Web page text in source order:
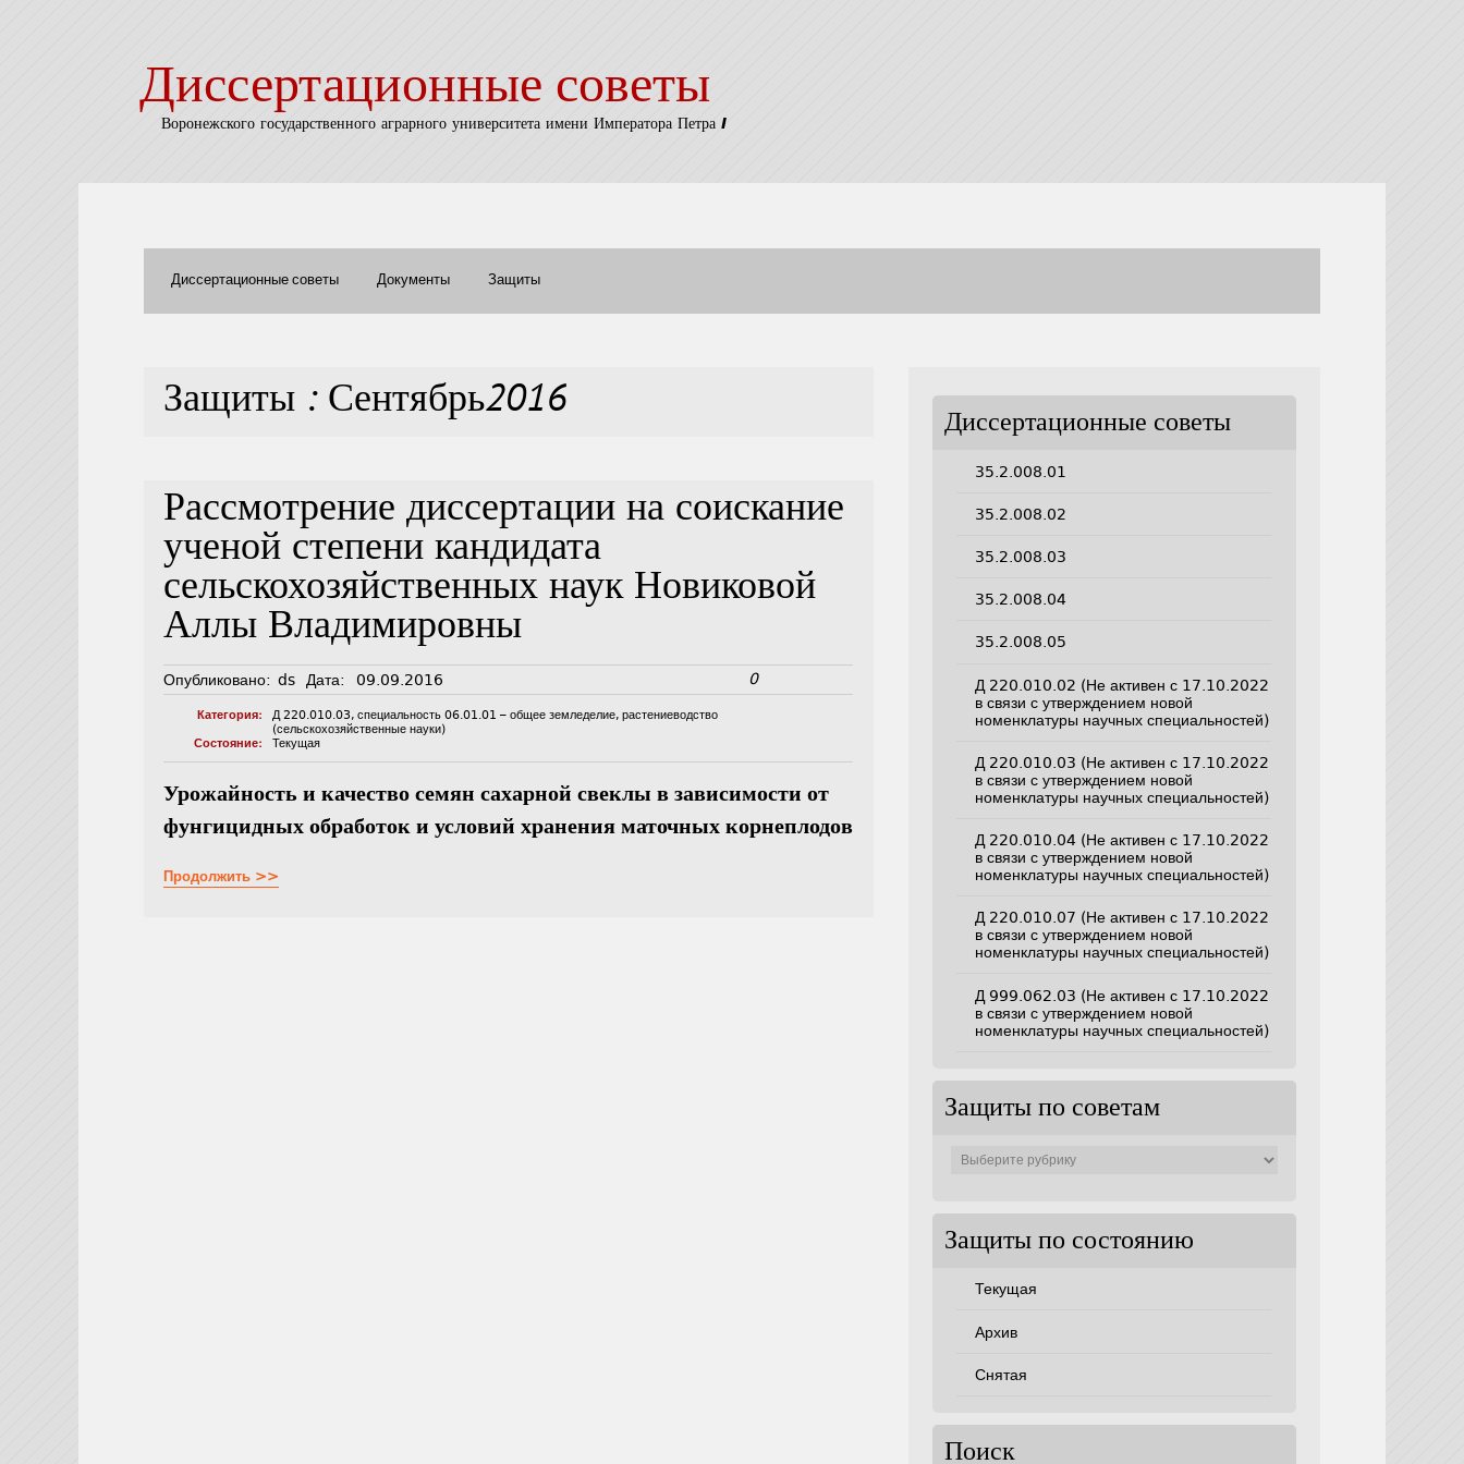
Диссертационные советы
Воронежского государственного аграрного университета имени Императора Петра I
Диссертационные советы Документы Защиты
Защиты : Сентябрь2016
Рассмотрение диссертации на соискание
ученой степени кандидата
сельскохозяйственных наук Новиковой
Аллы Владимировны
Опубликовано: ds Дата: 09.09.2016 0
Категория: Д 220.010.03,специальность 06.01.01 – общее земледелие, растениеводство
(сельскохозяйственные науки)
Состояние:
Текущая
Урожайность и качество семян сахарной свеклы в зависимости от
фунгицидных обработок и условий хранения маточных корнеплодов
Продолжить >>
Диссертационные советы
35.2.008.01
35.2.008.02
35.2.008.03
35.2.008.04
35.2.008.05
Д 220.010.02 (Не активен с 17.10.2022
в связи с утверждением новой
номенклатуры научных специальностей)
Д 220.010.03 (Не активен с 17.10.2022
в связи с утверждением новой
номенклатуры научных специальностей)
Д 220.010.04 (Не активен с 17.10.2022
в связи с утверждением новой
номенклатуры научных специальностей)
Д 220.010.07 (Не активен с 17.10.2022
в связи с утверждением новой
номенклатуры научных специальностей)
Д 999.062.03 (Не активен с 17.10.2022
в связи с утверждением новой
номенклатуры научных специальностей)
Защиты по советам
Защиты по состоянию
Текущая
Архив
Снятая
Поиск